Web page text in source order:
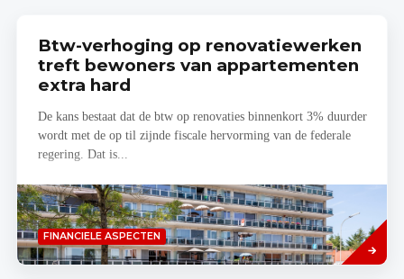
Btw-verhoging op renovatiewerken
treft bewoners van appartementen
extra hard
De kans bestaat dat de btw op renovaties binnenkort 3% duurder
wordt met de op til zijnde fiscale hervorming van de federale
regering. Dat is...
FINANCIELE ASPECTEN
Lees
meer